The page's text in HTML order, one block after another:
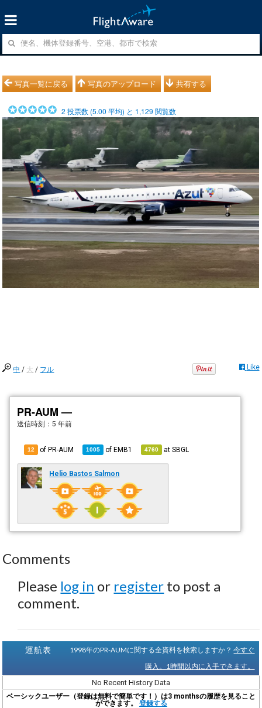
写真一覧に戻る 写真のアップロード 共有する
2 投票数 (5.00 平均) と 1,129 閲覧数
中 / 大 / フル Like
PR-AUM —
送信時刻：5 年前
12 of PR-AUM 1005 ofEMB1 4760 atSBGL
Helio Bastos Salmon
Comments
Please log in or register to post a
comment.
運航表 1998年のPR-AUMに関する全資料を検索しますか？今すぐ
購入。1時間以内に入手できます。
No Recent History Data
ベーシックユーザー（登録は無料で簡単です！）は3 monthsの履歴を見ること
ができます。 登録する